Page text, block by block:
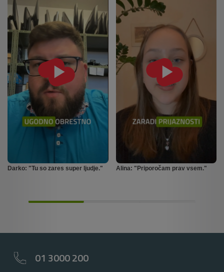
Darko: "Tu so zares super ljudje." Alina: "Priporočam prav vsem."
01 3000 200